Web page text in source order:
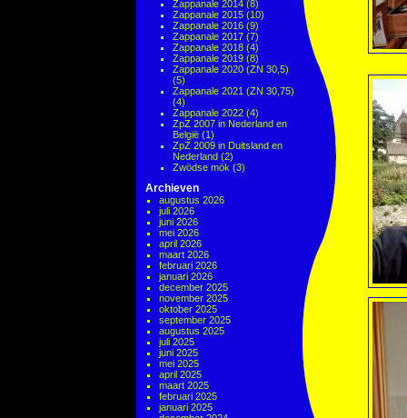
Zappanale 2014 (8)
Zappanale 2015 (10)
Zappanale 2016 (9)
Zappanale 2017 (7)
Zappanale 2018 (4)
Zappanale 2019 (8)
Zappanale 2020 (ZN 30,5)
(5)
Zappanale 2021 (ZN 30,75)
(4)
Zappanale 2022 (4)
ZpZ 2007 in Nederland en
België (1)
ZpZ 2009 in Duitsland en
Nederland (2)
Zwödse mök (3)
Archieven
augustus 2026
juli 2026
juni 2026
mei 2026
april 2026
maart 2026
februari 2026
januari 2026
december 2025
november 2025
oktober 2025
september 2025
augustus 2025
juli 2025
juni 2025
mei 2025
april 2025
maart 2025
februari 2025
januari 2025